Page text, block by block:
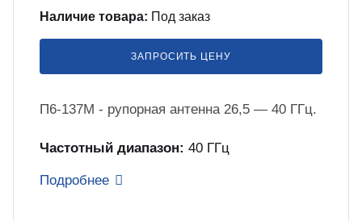
ПО для автоматизации
оборудования
измерительного оборудования
Наличие товара: Под заказ
ЗАПРОСИТЬ ЦЕНУ
П6-137М - рупорная антенна 26,5 — 40 ГГц.
Частотный диапазон: 40 ГГц
Подробнее